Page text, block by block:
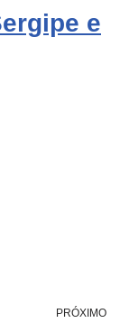
e
PRÓXIMO